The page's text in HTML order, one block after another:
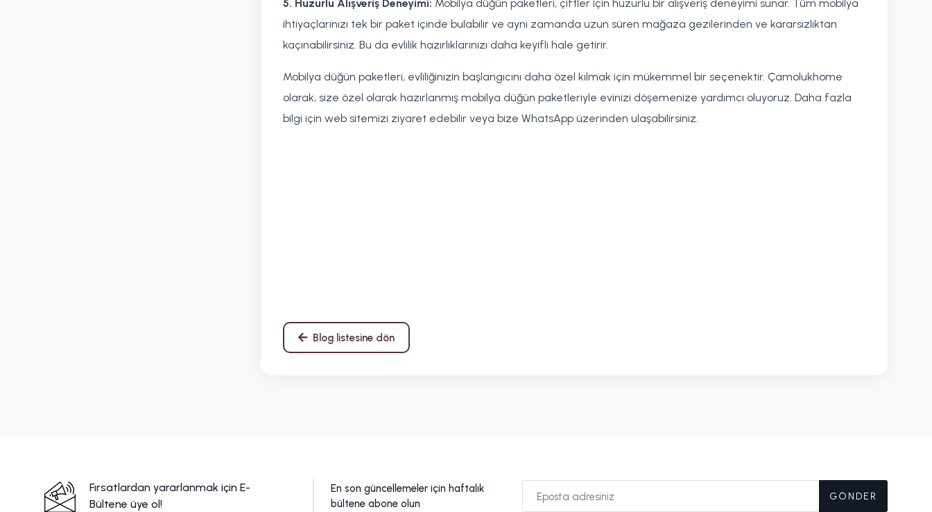
5. Huzurlu Alışveriş Deneyimi: Mobilya düğün paketleri, çiftler için huzurlu bir alışveriş deneyimi sunar. Tüm mobilya
ihtiyaçlarınızı tek bir paket içinde bulabilir ve aynı zamanda uzun süren mağaza gezilerinden ve kararsızlıktan
kaçınabilirsiniz. Bu da evlilik hazırlıklarınızı daha keyifli hale getirir.
Mobilya düğün paketleri, evliliğinizin başlangıcını daha özel kılmak için mükemmel bir seçenektir. Çamolukhome
olarak, size özel olarak hazırlanmış mobilya düğün paketleriyle evinizi döşemenize yardımcı oluyoruz. Daha fazla
bilgi için web sitemizi ziyaret edebilir veya bize WhatsApp üzerinden ulaşabilirsiniz.
Blog listesine dön
Fırsatlardan yararlanmak için E-
Bültene üye ol!
En son güncellemeler için haftalık
bültene abone olun
GÖNDER